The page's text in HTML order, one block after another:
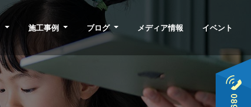
施工事例 ブログ メディア情報 イベント